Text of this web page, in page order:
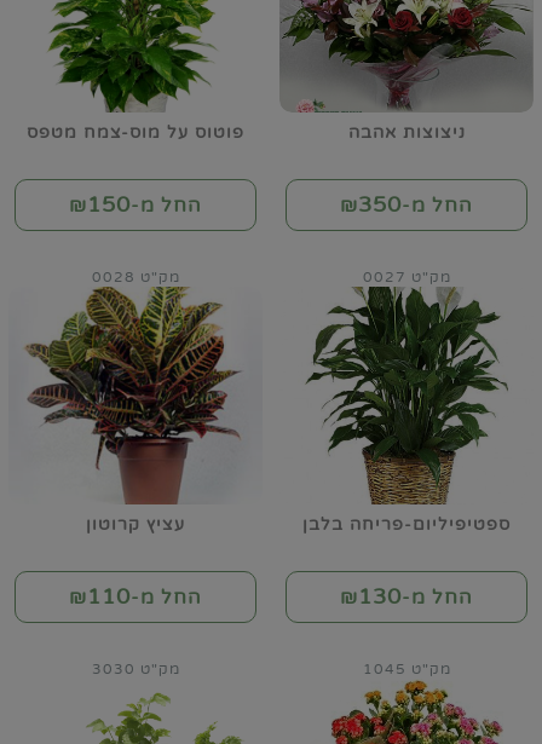
ניצוצות אהבה
החל מ-₪350
פוטוס על מוס-צמח מטפס
החל מ-₪150
ספטיפיליום-פריחה בלבן
מק"ט 0027
החל מ-₪130
עציץ קרוטון
מק"ט 0028
החל מ-₪110
מק"ט 1045 מק"ט 3030